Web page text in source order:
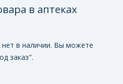
в аптеках
в наличии. Вы можете
заказ".